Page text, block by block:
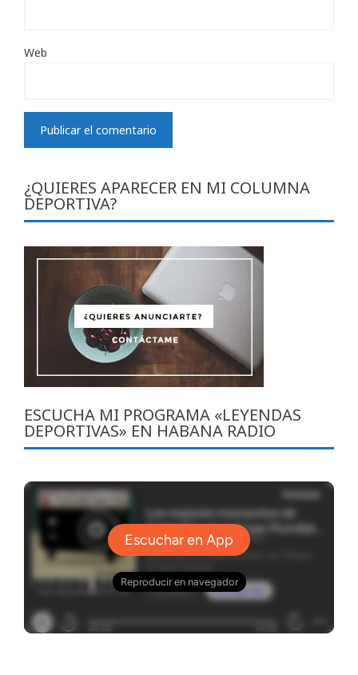
Web
¿QUIERES APARECER EN MI COLUMNA
DEPORTIVA?
ESCUCHA MI PROGRAMA «LEYENDAS
DEPORTIVAS» EN HABANA RADIO